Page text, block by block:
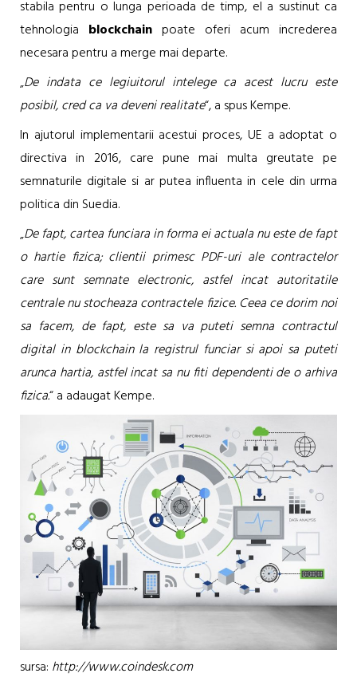
stabila pentru o lunga perioada de timp, el a sustinut ca
tehnologia blockchain poate oferi acum increderea
necesara pentru a merge mai departe.
„De indata ce legiuitorul intelege ca acest lucru este
posibil, cred ca va deveni realitate“, a spus Kempe.
In ajutorul implementarii acestui proces, UE a adoptat o
directiva in 2016, care pune mai multa greutate pe
semnaturile digitale si ar putea influenta in cele din urma
politica din Suedia.
„De fapt, cartea funciara in forma ei actuala nu este de fapt
o hartie fizica; clientii primesc PDF-uri ale contractelor
care sunt semnate electronic, astfel incat autoritatile
centrale nu stocheaza contractele fizice. Ceea ce dorim noi
sa facem, de fapt, este sa va puteti semna contractul
digital in blockchain la registrul funciar si apoi sa puteti
arunca hartia, astfel incat sa nu fiti dependenti de o arhiva
fizica.“ a adaugat Kempe.
sursa: http://www.coindesk.com